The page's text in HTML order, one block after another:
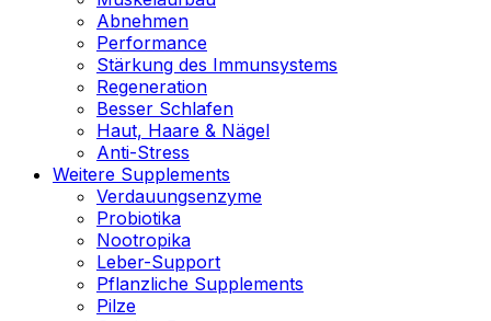
Abnehmen
Performance
Stärkung des Immunsystems
Regeneration
Besser Schlafen
Haut, Haare & Nägel
Anti-Stress
Weitere Supplements
Verdauungsenzyme
Probiotika
Nootropika
Leber-Support
Pflanzliche Supplements
Pilze